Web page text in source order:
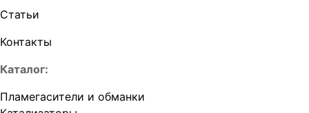
Статьи
Контакты
Каталог:
Пламегасители и обманки